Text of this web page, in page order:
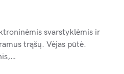
svarstyklėmis ir
trąšų. Vėjas pūtė.